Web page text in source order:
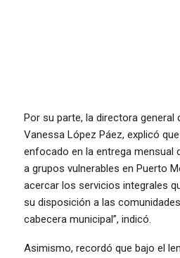
Por su parte, la directora general
Vanessa López Páez, explicó
enfocado en la entrega mensual
a grupos vulnerables en Puerto
acercar los servicios integrales
su disposición a las
cabecera municipal”, indicó.
Asimismo, recordó que bajo el